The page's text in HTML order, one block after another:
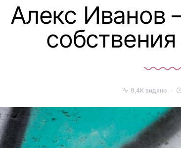
Алекс Иванов
9,4K видяно